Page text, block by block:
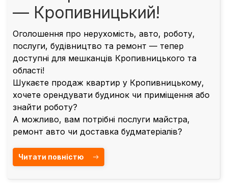
— Кропивницький!
Оголошення про нерухомість, авто, роботу,
послуги, будівництво та ремонт — тепер
доступні для мешканців Кропивницького та
області!
Шукаєте продаж квартир у Кропивницькому,
хочете орендувати будинок чи приміщення або
знайти роботу?
А можливо, вам потрібні послуги майстра,
ремонт авто чи доставка будматеріалів?
Читати повністю